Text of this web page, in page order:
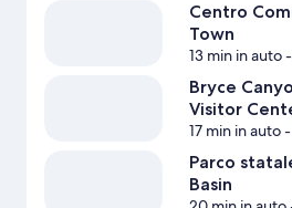
Centro
Town
13 min in auto-
Bryce
Visitor
17 min in auto-
Parco
Basin